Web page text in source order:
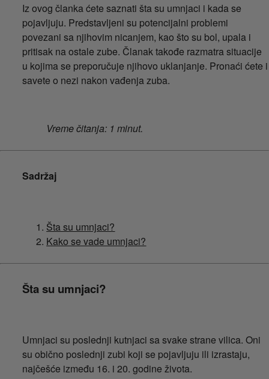
Iz ovog članka ćete saznati šta su umnjaci i kada se
pojavljuju. Predstavljeni su potencijalni problemi
povezani sa njihovim nicanjem, kao što su bol, upala i
pritisak na ostale zube. Članak takođe razmatra situacije
u kojima se preporučuje njihovo uklanjanje. Pronaći ćete i
savete o nezi nakon vađenja zuba.
Vreme čitanja: 1 minut.
Sadržaj
Šta su umnjaci?
Kako se vade umnjaci?
Šta su umnjaci?
Umnjaci su poslednji kutnjaci sa svake strane vilica. Oni
su obično poslednji zubi koji se pojavljuju ili izrastaju,
najčešće između 16. i 20. godine života.